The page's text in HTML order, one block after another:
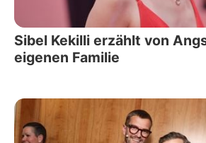
Sibel Kekilli erzählt von
eigenen Familie